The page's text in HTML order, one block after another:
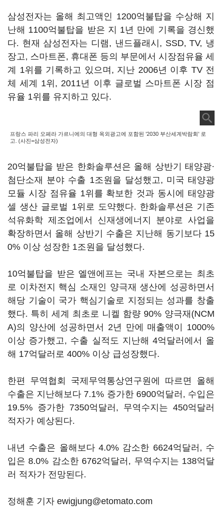
삼성전자는 올해 최고액인 1200억불탑을 수상해 지
난해 1100억불탑을 받은 지 1년 만에 기록을 경신했
다. 현재 삼성전자는 디램, 낸드플래시, SSD, TV, 냉
장고, 스마트폰, 휴대폰 등의 부문에서 시장점유율 세
계 1위를 기록하고 있으며, 지난 2006년 이후 TV 전
체 세계 1위, 2011년 이후 글로벌 스마트폰 시장 점
유율 1위를 유지하고 있다.
프랑스 파리 오페라 가르니에의 대형 옥외광고에 포함된 '2030 부산세계박람회' 로
고. (사진=삼성전자)
20억불탑을 받은 한화솔루션은 올해 상반기 태양광·
첨단소재 분야 수출 1조원을 달성했고, 미국 태양광
모듈 시장 점유율 1위를 확보한 것과 동시에 태양광
셀 생산 글로벌 1위로 도약했다. 한화솔루션은 기존
석유화학 제조업에서 신재생에너지 분야로 사업을
확장하면서 올해 상반기 수출은 지난해 동기보다 15
0% 이상 성장한 1조원을 달성했다.
10억불탑을 받은 엘앤에프는 국내 자본으로는 최초
로 이차전지 핵심 소재인 양극재 생산에 성공하면서
해당 기술이 국가 핵심기술로 지정되는 성과를 창출
했다. 특히 세계 최초로 니켈 함량 90% 양극재(NCM
A)의 양산에 성공하면서 2년 만에 매출액이 1000%
이상 증가했고, 수출 실적도 지난해 4억달러에서 올
해 17억달러로 400% 이상 급성장했다.
한편 무역협회 국제무역통상연구원에 따르면 올해
수출은 지난해보다 7.1% 증가한 6900억달러, 수입은
19.5% 증가한 7350억달러, 무역수지는 450억달러
적자가 예상된다.
내년 수출은 올해보다 4.0% 감소한 6624억달러, 수
입은 8.0% 감소한 6762억달러, 무역수지는 138억달
러 적자가 전망된다.
정해훈 기자 ewigjung@etomato.com